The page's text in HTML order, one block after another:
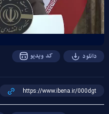
Video
دانلود کد ویدیو